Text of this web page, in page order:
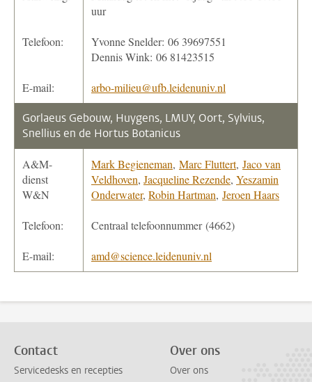
uur
Telefoon:
Yvonne Snelder: 06 39697551
Dennis Wink: 06 81423515
E-mail: arbo-milieu@ufb.leidenuniv.nl
Gorlaeus Gebouw, Huygens, LMUY, Oort, Sylvius,
Snellius en de Hortus Botanicus
A&M-
dienst
W&N
Mark Begieneman, Marc Fluttert, Jaco van
Veldhoven, Jacqueline Rezende, Yeszamin
Onderwater, Robin Hartman, Jeroen Haars
Telefoon: Centraal telefoonnummer (4662)
E-mail: amd@science.leidenuniv.nl
Contact
Servicedesks en recepties
Over ons
Over ons